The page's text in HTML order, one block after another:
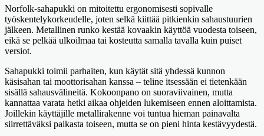
Norfolk-sahapukki on mitoitettu ergonomisesti sopivalle
työskentelykorkeudelle, joten selkä kiittää pitkienkin sahaustuurien
jälkeen. Metallinen runko kestää kovaakin käyttöä vuodesta toiseen,
eikä se pelkää ulkoilmaa tai kosteutta samalla tavalla kuin puiset
versiot.
Sahapukki toimii parhaiten, kun käytät sitä yhdessä kunnon
käsisahan tai moottorisahan kanssa – teline itsessään ei tietenkään
sisällä sahausvälineitä. Kokoonpano on suoraviivainen, mutta
kannattaa varata hetki aikaa ohjeiden lukemiseen ennen aloittamista.
Joillekin käyttäjille metallirakenne voi tuntua hieman painavalta
siirrettäväksi paikasta toiseen, mutta se on pieni hinta kestävyydestä.